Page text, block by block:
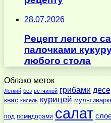
28.07.2026
Рецепт легкого
палочками
любого стола
Облако меток
Легкий без ветчиной грибами
квас кисель курицей
под помидорами салат